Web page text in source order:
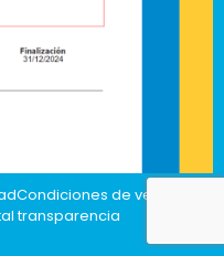
Condiciones de venta
transparencia